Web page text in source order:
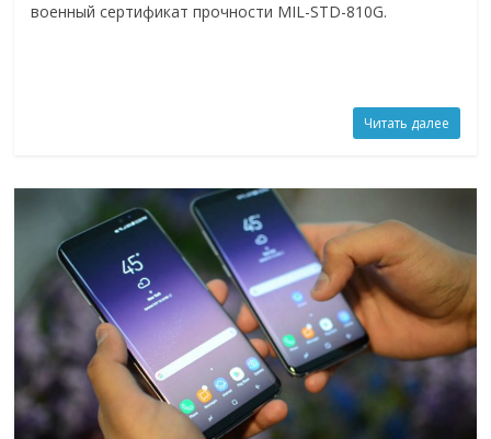
военный сертификат прочности MIL-STD-810G.
Читать далее